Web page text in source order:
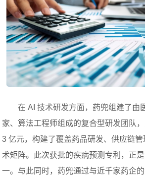
在 AI 技术研发方面，药兜组建了由
家、算法工程师组成的复合型研发团队
3 亿元，构建了覆盖药品研发、供应链
术矩阵。此次获批的疾病预测专利，正
一。与此同时，药兜通过与近千家药企